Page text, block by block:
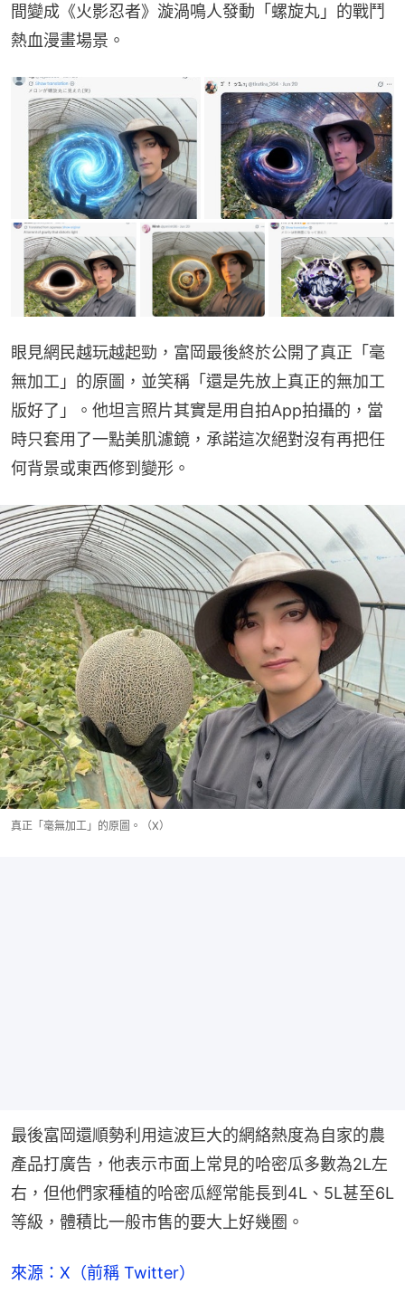
間變成《火影忍者》漩渦鳴人發動「螺旋丸」的戰鬥
熱血漫畫場景。
眼見網民越玩越起勁，富岡最後終於公開了真正「毫
無加工」的原圖，並笑稱「還是先放上真正的無加工
版好了」。他坦言照片其實是用自拍App拍攝的，當
時只套用了一點美肌濾鏡，承諾這次絕對沒有再把任
何背景或東西修到變形。
真正「毫無加工」的原圖。（X）
最後富岡還順勢利用這波巨大的網絡熱度為自家的農
產品打廣告，他表示市面上常見的哈密瓜多數為2L左
右，但他們家種植的哈密瓜經常能長到4L、5L甚至6L
等級，體積比一般市售的要大上好幾圈。
來源：X（前稱 Twitter）